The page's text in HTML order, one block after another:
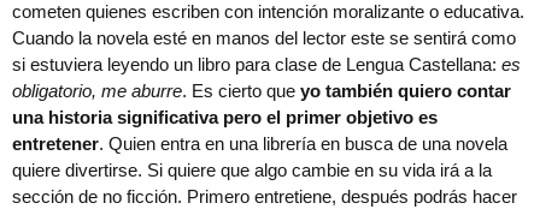
cometen quienes escriben con intención moralizante o educativa.
Cuando la novela esté en manos del lector este se sentirá como
si estuviera leyendo un libro para clase de Lengua Castellana: es
obligatorio, me aburre. Es cierto que yo también quiero contar
una historia significativa pero el primer objetivo es
entretener. Quien entra en una librería en busca de una novela
quiere divertirse. Si quiere que algo cambie en su vida irá a la
sección de no ficción. Primero entretiene, después podrás hacer